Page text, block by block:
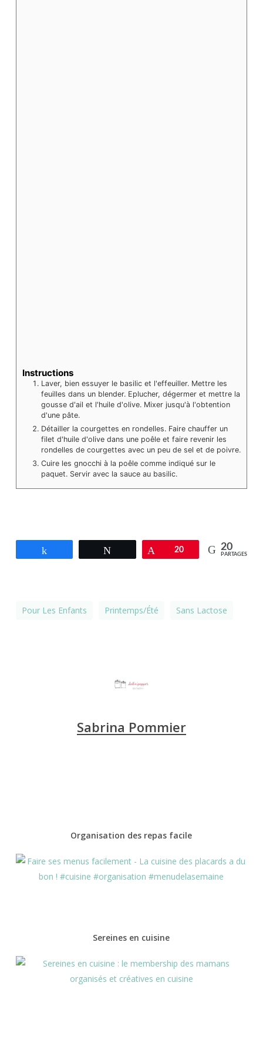
Instructions
Laver, bien essuyer le basilic et l'effeuiller. Mettre les
feuilles dans un blender. Eplucher, dégermer et mettre la
gousse d'ail et l'huile d'olive. Mixer jusqu'à l'obtention
d'une pâte.
Détailler la courgettes en rondelles. Faire chauffer un
filet d'huile d'olive dans une poêle et faire revenir les
rondelles de courgettes avec un peu de sel et de poivre.
Cuire les gnocchi à la poêle comme indiqué sur le
paquet. Servir avec la sauce au basilic.
Tweetez Épingle
20 20
PARTAGES
Pour Les Enfants Printemps/été Sans Lactose
Sabrina Pommier
Organisation des repas facile
Sereines en cuisine